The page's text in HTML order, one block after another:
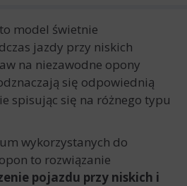
to model świetnie
jazdy przy niskich
na niezawodne opony
się odpowiednią
spisując się na różnego typu
wykorzystanych do
to rozwiązanie
pojazdu przy niskich i